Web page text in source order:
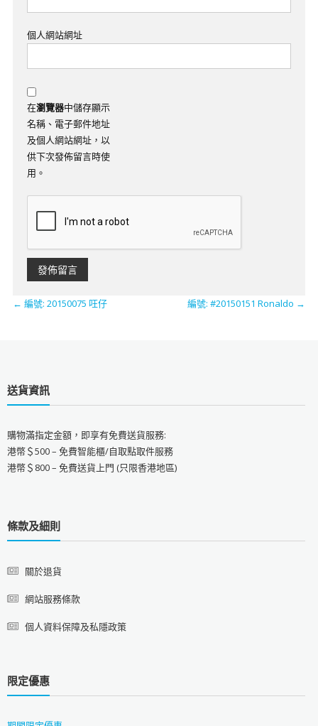
個人網站網址
在瀏覽器中儲存顯示
名稱、電子郵件地址
及個人網站網址，以
供下次發佈留言時使
用。
← 編號: 20150075 㕵仔 編號: #20150151 Ronaldo →
送貨資訊
購物滿指定金額，即享有免費送貨服務:
港幣＄500 – 免費智能櫃/自取點取件服務
港幣＄800 – 免費送貨上門 (只限香港地區)
條款及細則
關於退貨
網站服務條款
個人資料保障及私隱政策
限定優惠